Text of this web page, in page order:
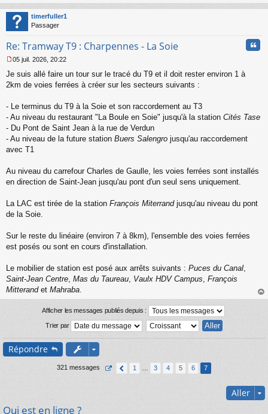
au
timerfuller1
Passager
Re: Tramway T9 : Charpennes - La Soie
e
s
g
e
n
o
n
05 juil. 2026, 20:22
Je suis allé faire un tour sur le tracé du T9 et il doit rester environ 1 à
2km de voies ferrées à créer sur les secteurs suivants :
- Le terminus du T9 à la Soie et son raccordement au T3
- Au niveau du restaurant "La Boule en Soie" jusqu'à la station Cités Tase
- Du Pont de Saint Jean à la rue de Verdun
- Au niveau de la future station Buers Salengro jusqu'au raccordement
avec T1
Au niveau du carrefour Charles de Gaulle, les voies ferrées sont installés
en direction de Saint-Jean jusqu'au pont d'un seul sens uniquement.
La LAC est tirée de la station François Miterrandjusqu'au niveau du pont
de la Soie.
Sur le reste du linéaire (environ 7 à 8km), l'ensemble des voies ferrées
est posés ou sont en cours d'installation.
Le mobilier de station est posé aux arrêts suivants : Puces du Canal
Saint-Jean Centre Mas du Taureau Vaulx HDV Campus François
Mitterandet Mahraba
au
Afficher les messages publiés depuis :
Trier par
Répondre
321 messages 1 3 4 5 6 7
Aller
Qui est en ligne ?